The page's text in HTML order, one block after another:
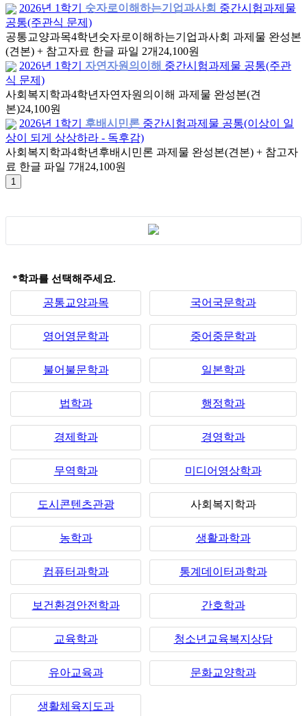
2026년 1학기
숫자로이해하는기업과사회 중간시험과제물
공통(주관식 문제)
공통교양과목4학년 숫자로이해하는기업과사회 과제물 완성본
(견본) + 참고자료 한글 파일 2개 24,100원
2026년 1학기
자연자원의이해 중간시험과제물 공통(주관
식 문제)
사회복지학과4학년 자연자원의이해 과제물 완성본(견
본)24,100원
2026년 1학기
후배시민론 중간시험과제물 공통(이상이 일
상이 되게 상상하라 - 독후감)
사회복지학과4학년 후배시민론 과제물 완성본(견본) + 참고자
료 한글 파일 7개 24,100원
*학과를 선택해주세요.
공통교양과목 국어국문학과
영어영문학과 중어중문학과
불어불문학과 일본학과
법학과 행정학과
경제학과 경영학과
무역학과 미디어영상학과
도시콘텐츠관광 사회복지학과
농학과 생활과학과
컴퓨터과학과 통계데이터과학과
보건환경안전학과 간호학과
교육학과 청소년교육복지상담
유아교육과 문화교양학과
생활체육지도과